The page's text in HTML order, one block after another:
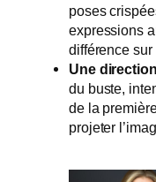
poses
expressions
différence sur
Une
du buste,
de la
projeter